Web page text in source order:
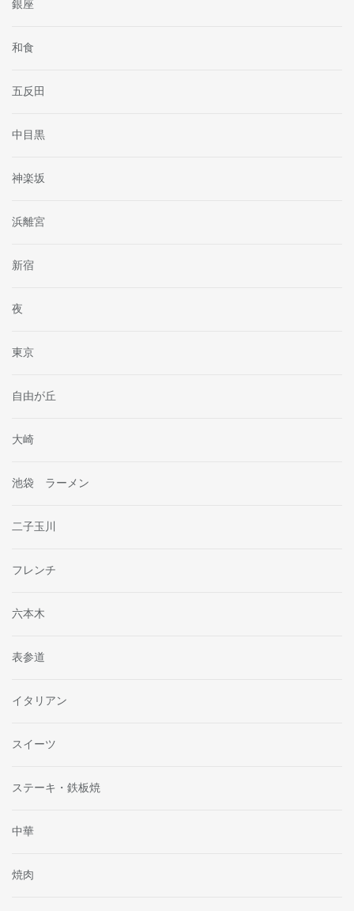
銀座
和食
五反田
中目黒
神楽坂
浜離宮
新宿
夜
東京
自由が丘
大崎
池袋 ラーメン
二子玉川
フレンチ
六本木
表参道
イタリアン
スイーツ
ステーキ・鉄板焼
中華
焼肉